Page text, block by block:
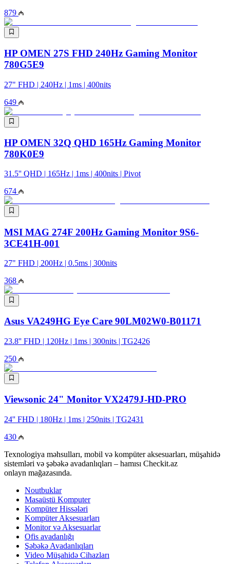
879
HP OMEN 27S FHD 240Hz Gaming Monitor
780G5E9
27" FHD | 240Hz | 1ms | 400nits
649
HP OMEN 32Q QHD 165Hz Gaming Monitor
780K0E9
31.5'' QHD | 165Hz | 1ms | 400nits | Pivot
674
MSI MAG 274F 200Hz Gaming Monitor 9S6-
3CE41H-001
27" FHD | 200Hz | 0.5ms | 300nits
368
Asus VA249HG Eye Care 90LM02W0-B01171
23.8'' FHD | 120Hz | 1ms | 300nits | TG2426
250
Viewsonic 24" Monitor VX2479J-HD-PRO
24'' FHD | 180Hz | 1ms | 250nits | TG2431
430
Texnologiya məhsulları, mobil və kompüter aksesuarları, müşahidə
sistemləri və şəbəkə avadanlıqları – hamısı Checkit.az
onlayn mağazasında.
Noutbuklar
Masaüstü Komputer
Kompüter Hissələri
Kompüter Aksesuarları
Monitor və Aksesuarlar
Ofis avadanlığı
Şəbəkə Avadanlıqları
Video Müşahidə Cihazları